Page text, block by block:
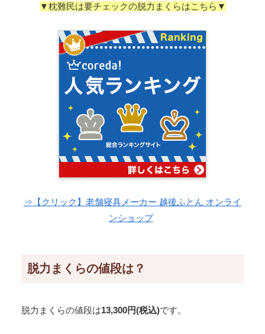
▼枕難民は要チェックの脱力まくらはこちら▼
⇒【クリック】老舗寝具メーカー 越後ふとん オンライ
ンショップ
脱力まくらの値段は？
脱力まくらの値段は13,300円(税込)です。